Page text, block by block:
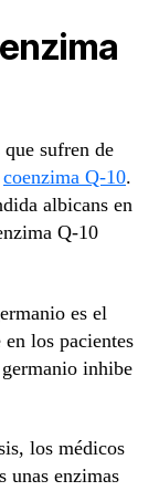
sufren de
coenzima Q-10.
albicans en
Q-10
es el
los pacientes
inhibe
los médicos
unas enzimas